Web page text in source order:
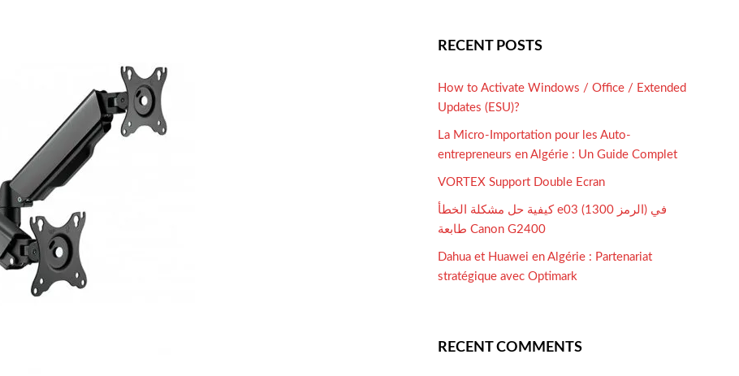
RECENT POSTS
How to Activate Windows / Office / Extended
Updates (ESU)?
La Micro-Importation pour les Auto-
entrepreneurs en Algérie : Un Guide Complet
VORTEX Support Double Ecran
كيفية حل مشكلة الخطأ e03 (الرمز 1300) في
طابعة Canon G2400
Dahua et Huawei en Algérie : Partenariat
stratégique avec Optimark
RECENT COMMENTS